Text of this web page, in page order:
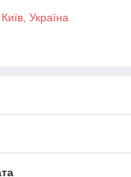
Україна